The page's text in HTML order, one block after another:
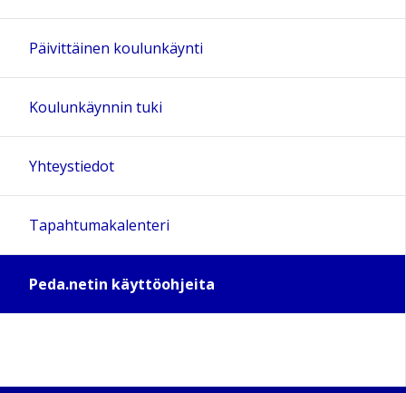
Päivittäinen koulunkäynti
Koulunkäynnin tuki
Yhteystiedot
Tapahtumakalenteri
Peda.netin käyttöohjeita